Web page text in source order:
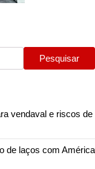
Pesquisar
vendaval e riscos de
de laços com América